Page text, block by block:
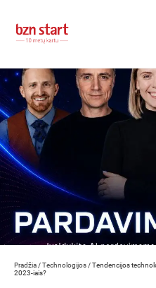
Pradžia /Technologijos /Tendencijos
2023-iais?